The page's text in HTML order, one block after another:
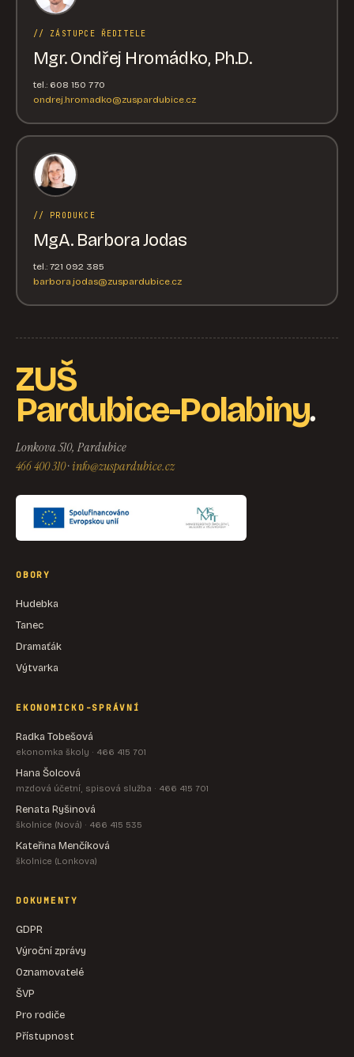
// ZÁSTUPCE ŘEDITELE
Mgr. Ondřej Hromádko, Ph.D.
tel.: 608 150 770
ondrej.hromadko@zuspardubice.cz
// PRODUKCE
MgA. Barbora Jodas
tel.: 721 092 385
barbora.jodas@zuspardubice.cz
ZUŠ
Pardubice-Polabiny.
Lonkova 510, Pardubice
466 400 310·info@zuspardubice.cz
OBORY
Hudebka
Tanec
Dramaťák
Výtvarka
EKONOMICKO-SPRÁVNÍ
Radka Tobešová
ekonomka školy · 466 415 701
Hana Šolcová
mzdová účetní, spisová služba · 466 415 701
Renata Ryšinová
školnice (Nová) · 466 415 535
Kateřina Menčíková
školnice (Lonkova)
DOKUMENTY
GDPR
Výroční zprávy
Oznamovatelé
ŠVP
Pro rodiče
Přístupnost